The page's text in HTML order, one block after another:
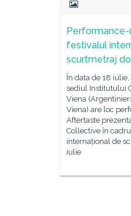
festivalul
scurtmetraj
În data de 18
sediul Institutului
Viena
Viena) are loc
Aftertaste
Collective în
internațional de
iulie